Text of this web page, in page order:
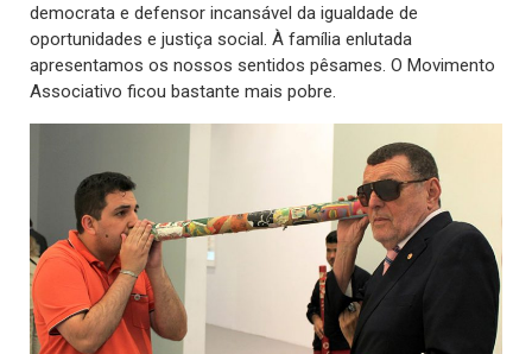
democrata e defensor incansável da igualdade de
oportunidades e justiça social. À família enlutada
apresentamos os nossos sentidos pêsames. O Movimento
Associativo ficou bastante mais pobre.